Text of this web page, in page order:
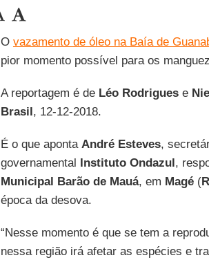
O vazamento de óleo na Baía de
pior momento possível para os
A reportagem é deLéo Rodriguese
Brasil, 12-12-2018.
É o que aponta André Esteves,
governamental Instituto Ondazul,
Municipal Barão de Mauá, em Magé(
época da desova.
“Nesse momento é que se tem a
nessa região irá afetar as espécies e